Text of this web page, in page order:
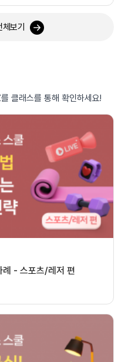
보기
클래스를 통해 확인하세요!
례 - 스포츠/레저 편